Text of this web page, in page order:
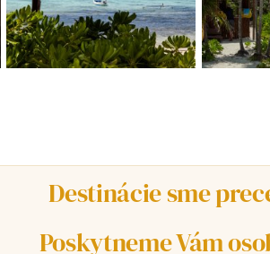
Destinácie sme
Poskytneme Vám